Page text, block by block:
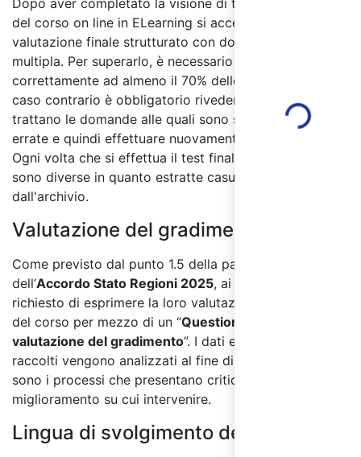
Dopo aver completato la visione di tutti i moduli
del corso on line in ELearning si accede al test di
valutazione finale strutturato con domande a risposta
multipla. Per superarlo, è necessario rispondere
correttamente ad almeno il 70% delle domande, in
caso contrario è obbligatorio rivedere i moduli in cui si
trattano le domande alle quali sono state date risposte
errate e quindi effettuare nuovamente il test finale.
Ogni volta che si effettua il test finale le domande
sono diverse in quanto estratte casualmente
dall'archivio.
Valutazione del gradimento:
Come previsto dal punto 1.5 della parte IV
dell’Accordo Stato Regioni 2025, ai partecipanti sarà
richiesto di esprimere la loro valutazione sulla qualità
del corso per mezzo di un “Questionario di
valutazione del gradimento”. I dati e le informazioni
raccolti vengono analizzati al fine di individuare quali
sono i processi che presentano criticità e le aree di
miglioramento su cui intervenire.
Lingua di svolgimento del corso:
Loading...